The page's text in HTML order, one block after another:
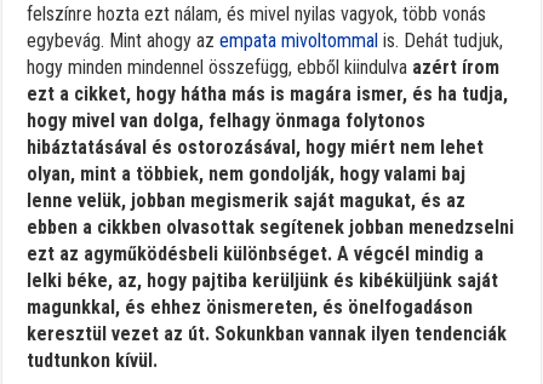
felszínre hozta ezt nálam, és mivel nyilas vagyok, több vonás
egybevág. Mint ahogy azempata mivoltommal is. Dehát tudjuk,
hogy minden mindennel összefügg, ebből kiindulva azért írom
ezt a cikket, hogy hátha más is magára ismer, és ha tudja,
hogy mivel van dolga, felhagy önmaga folytonos
hibáztatásával és ostorozásával, hogy miért nem lehet
olyan, mint a többiek, nem gondolják, hogy valami baj
lenne velük, jobban megismerik saját magukat, és az
ebben a cikkben olvasottak segítenek jobban menedzselni
ezt az agyműködésbeli különbséget. A végcél mindig a
lelki béke, az, hogy pajtiba kerüljünk és kibéküljünk saját
magunkkal, és ehhez önismereten, és önelfogadáson
keresztül vezet az út. Sokunkban vannak ilyen tendenciák
tudtunkon kívül.